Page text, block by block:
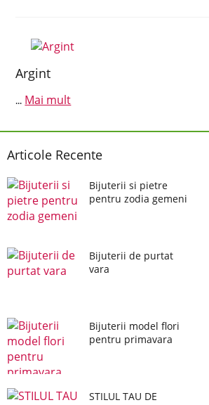
Argint
... Mai mult
Articole Recente
Bijuterii si pietre
pentru zodia gemeni
Bijuterii de purtat
vara
Bijuterii model flori
pentru primavara
STILUL TAU DE